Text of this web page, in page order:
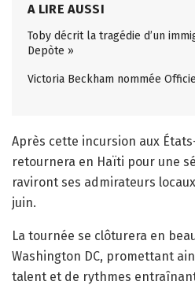
A LIRE AUSSI
Toby décrit la tragédie d’un
Depòte »
Victoria Beckham nommée
Après cette incursion aux
retournera en Haïti pour une
raviront ses admirateurs
juin.
La tournée se clôturera en
Washington DC, promettant
talent et de rythmes